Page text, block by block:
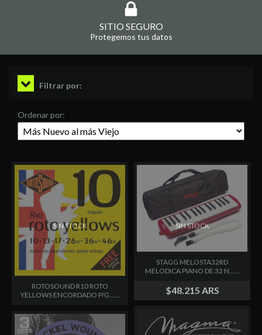
SITIO SEGURO
Protegemos tus datos
Filtrar por:
Ordenar por:
SIN STOCK
ROTOSOUND R10 ROTO
YELLOWS ENCORDADO P/G......
SIN STOCK
STAGG MELOSTA32RD
MELODICA PIANO DE 32 N......
$48.215 ARS